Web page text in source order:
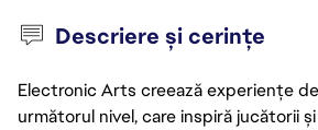
Descriere și cerințe
Electronic Arts creează experiențe
următorul nivel, care inspiră jucătorii